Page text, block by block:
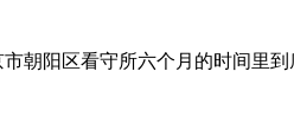
朝阳区看守所六个月的时间里